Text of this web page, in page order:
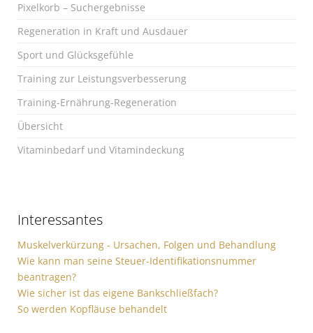
Pixelkorb – Suchergebnisse
Regeneration in Kraft und Ausdauer
Sport und Glücksgefühle
Training zur Leistungsverbesserung
Training-Ernährung-Regeneration
Übersicht
Vitaminbedarf und Vitamindeckung
Interessantes
Muskelverkürzung - Ursachen, Folgen und Behandlung
Wie kann man seine Steuer-Identifikationsnummer
beantragen?
Wie sicher ist das eigene Bankschließfach?
So werden Kopfläuse behandelt